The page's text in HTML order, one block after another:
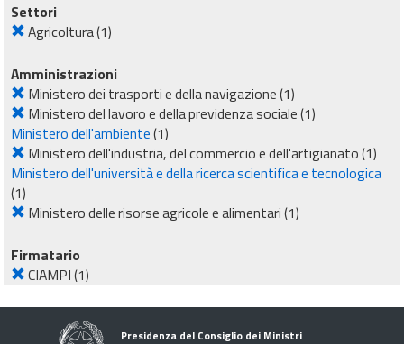
Settori
Agricoltura(1)
Amministrazioni
Ministero dei trasporti e della navigazione(1)
Ministero del lavoro e della previdenza sociale(1)
Ministero dell'ambiente(1)
Ministero dell'industria, del commercio e dell'artigianato(1)
Ministero dell'università e della ricerca scientifica e tecnologica
(1)
Ministero delle risorse agricole e alimentari(1)
Firmatario
CIAMPI(1)
Presidenza del Consiglio dei Ministri